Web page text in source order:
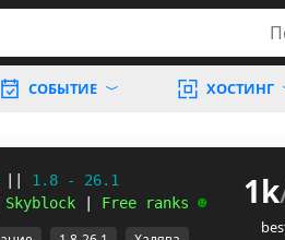
СОБЫТИЕ ХОСТИНГ
1.8 - 26.1
Skyblock Free ranks ☻ 1k